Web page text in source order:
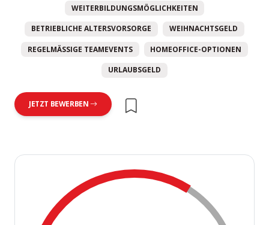
WEITERBILDUNGSMÖGLICHKEITEN
BETRIEBLICHE ALTERSVORSORGE WEIHNACHTSGELD
REGELMÄSSIGE TEAMEVENTS HOMEOFFICE-OPTIONEN
URLAUBSGELD
JETZT BEWERBEN